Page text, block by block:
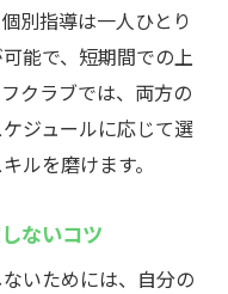
別指導は一人ひとり
能で、短期間での上
クラブでは、両方の
ジュールに応じて選
ルを磨けます。
ないコツ
いためには、自分の